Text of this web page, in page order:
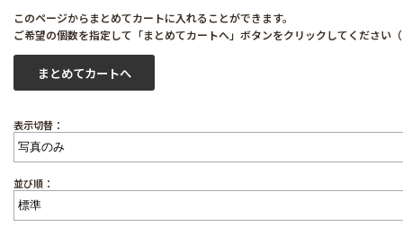
このページからまとめてカートに入れることができます。
ご希望の個数を指定して「まとめてカートへ」ボタンをクリックしてくださ
表示切替：
並び順：